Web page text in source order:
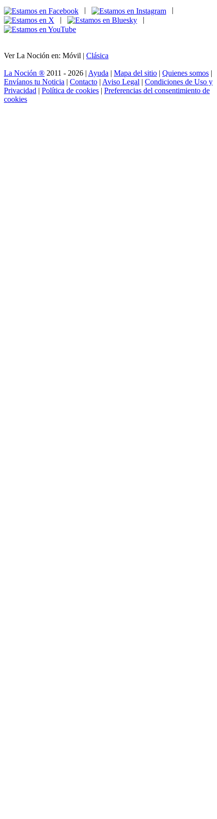
|
|
Ver La Noción en: Móvil | Clásica
La Noción ® 2011 - 2026 | Ayuda | Mapa del sitio | Quienes somos |
Envíanos tu Noticia | Contacto | Aviso Legal | Condiciones de Uso y
Privacidad | Política de cookies | Preferencias del consentimiento de
cookies